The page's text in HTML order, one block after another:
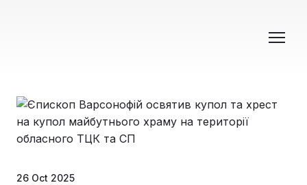
26 Oct 2025